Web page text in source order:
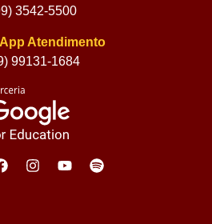
3542-5500
Atendimento
99131-1684